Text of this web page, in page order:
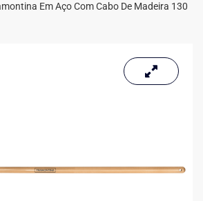
Em Aço Com Cabo De Madeira 130